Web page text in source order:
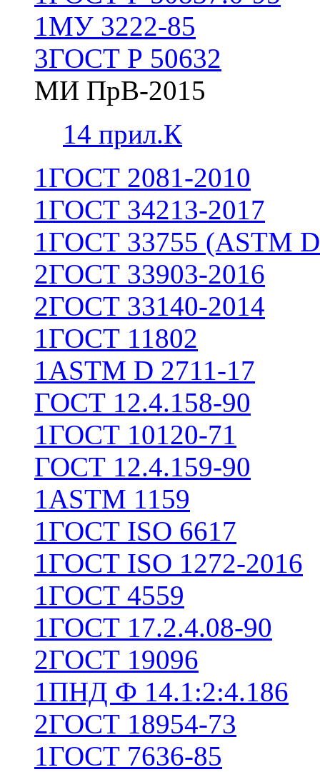
1МУ 3222-85
3ГОСТ Р 50632
МИ ПрВ-2015
14 прил.К
1ГОСТ 2081-2010
1ГОСТ 34213-2017
1ГОСТ 33755 (ASTM
2ГОСТ 33903-2016
2ГОСТ 33140-2014
1ГОСТ 11802
1ASTM D 2711-17
ГОСТ 12.4.158-90
1ГОСТ 10120-71
ГОСТ 12.4.159-90
1ASTM 1159
1ГОСТ ISO 6617
1ГОСТ ISO 1272-2016
1ГОСТ 4559
1ГОСТ 17.2.4.08-90
2ГОСТ 19096
1ПНД Ф 14.1:2:4.186
2ГОСТ 18954-73
1ГОСТ 7636-85